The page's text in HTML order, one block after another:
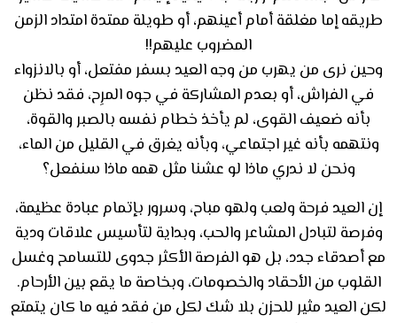
طريقه إما مغلقة أمام أعينهم، أو طويلة ممتدة امتداد الزمن
المضروب عليهم!!
وحين نرى من يهرب من وجه العيد بسفر مفتعل، أو بالانزواء
في الفراش، أو بعدم المشاركة في جوه المرِح، فقد نظن
بأنه ضعيف القوى، لم يأخذ خطام نفسه بالصبر والقوة،
ونتهمه بأنه غير اجتماعي، وبأنه يغرق في القليل من الماء،
ونحن لا ندري ماذا لو عشنا مثل همه ماذا سنفعل؟
إن العيد فرحة ولعب ولهو مباح، وسرور بإتمام عبادة عظيمة،
وفرصة لتبادل المشاعر والحب، وبداية لتأسيس علاقات ودية
مع أصدقاء جدد، بل هو الفرصة الأكثر جدوى للتسامح وغسل
القلوب من الأحقاد والخصومات، وبخاصة ما يقع بين الأرحام.
لكن العيد مثير للحزن بلا شك لكل من فقد فيه ما كان يتمتع